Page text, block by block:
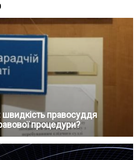
швидкість правосуддя
процедури?